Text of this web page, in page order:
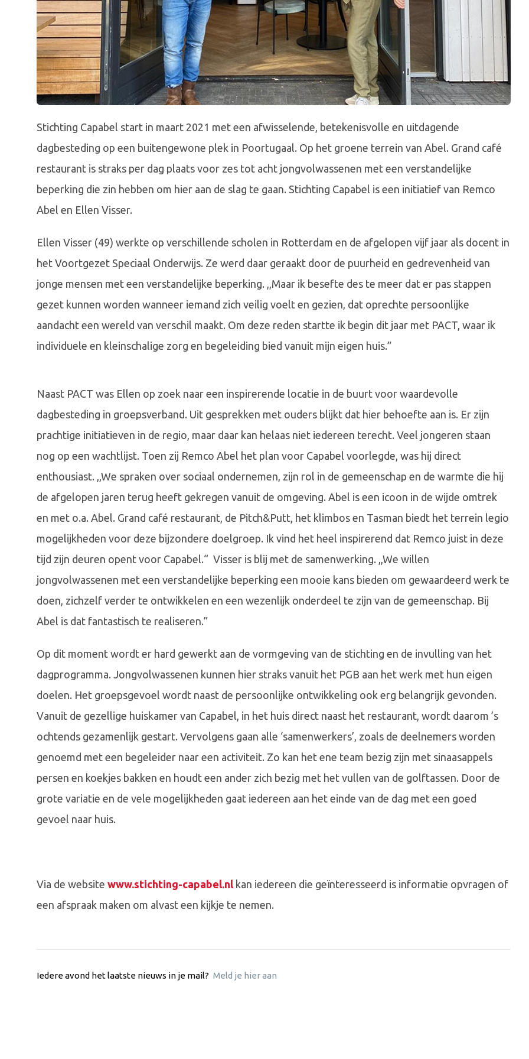
Stichting Capabel start in maart 2021 met een afwisselende, betekenisvolle en uitdagende
dagbesteding op een buitengewone plek in Poortugaal. Op het groene terrein van Abel. Grand café
restaurant is straks per dag plaats voor zes tot acht jongvolwassenen met een verstandelijke
beperking die zin hebben om hier aan de slag te gaan. Stichting Capabel is een initiatief van Remco
Abel en Ellen Visser.
Ellen Visser (49) werkte op verschillende scholen in Rotterdam en de afgelopen vijf jaar als docent in
het Voortgezet Speciaal Onderwijs. Ze werd daar geraakt door de puurheid en gedrevenheid van
jonge mensen met een verstandelijke beperking. ,,Maar ik besefte des te meer dat er pas stappen
gezet kunnen worden wanneer iemand zich veilig voelt en gezien, dat oprechte persoonlijke
aandacht een wereld van verschil maakt. Om deze reden startte ik begin dit jaar met PACT, waar ik
individuele en kleinschalige zorg en begeleiding bied vanuit mijn eigen huis.”
Naast PACT was Ellen op zoek naar een inspirerende locatie in de buurt voor waardevolle
dagbesteding in groepsverband. Uit gesprekken met ouders blijkt dat hier behoefte aan is. Er zijn
prachtige initiatieven in de regio, maar daar kan helaas niet iedereen terecht. Veel jongeren staan
nog op een wachtlijst. Toen zij Remco Abel het plan voor Capabel voorlegde, was hij direct
enthousiast. ,,We spraken over sociaal ondernemen, zijn rol in de gemeenschap en de warmte die hij
de afgelopen jaren terug heeft gekregen vanuit de omgeving. Abel is een icoon in de wijde omtrek
en met o.a. Abel. Grand café restaurant, de Pitch&Putt, het klimbos en Tasman biedt het terrein legio
mogelijkheden voor deze bijzondere doelgroep. Ik vind het heel inspirerend dat Remco juist in deze
tijd zijn deuren opent voor Capabel.“ Visser is blij met de samenwerking. ,,We willen
jongvolwassenen met een verstandelijke beperking een mooie kans bieden om gewaardeerd werk te
doen, zichzelf verder te ontwikkelen en een wezenlijk onderdeel te zijn van de gemeenschap. Bij
Abel is dat fantastisch te realiseren.”
Op dit moment wordt er hard gewerkt aan de vormgeving van de stichting en de invulling van het
dagprogramma. Jongvolwassenen kunnen hier straks vanuit het PGB aan het werk met hun eigen
doelen. Het groepsgevoel wordt naast de persoonlijke ontwikkeling ook erg belangrijk gevonden.
Vanuit de gezellige huiskamer van Capabel, in het huis direct naast het restaurant, wordt daarom ’s
ochtends gezamenlijk gestart. Vervolgens gaan alle ‘samenwerkers’, zoals de deelnemers worden
genoemd met een begeleider naar een activiteit. Zo kan het ene team bezig zijn met sinaasappels
persen en koekjes bakken en houdt een ander zich bezig met het vullen van de golftassen. Door de
grote variatie en de vele mogelijkheden gaat iedereen aan het einde van de dag met een goed
gevoel naar huis.
Via de website www.stichting-capabel.nl kan iedereen die geïnteresseerd is informatie opvragen of
een afspraak maken om alvast een kijkje te nemen.
Iedere avond het laatste nieuws in je mail? Meld je hier aan